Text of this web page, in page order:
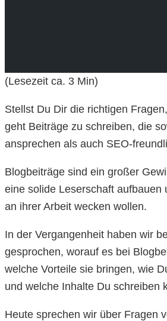
(Lesezeit ca. 3 Min)
Stellst Du Dir die richtigen
geht Beiträge zu schreiben, die
ansprechen als auch SEO-
Blogbeiträge sind ein großer
eine solide Leserschaft aufbauen
an ihrer Arbeit wecken wollen.
In der Vergangenheit haben wir
gesprochen, worauf es bei
welche Vorteile sie bringen, wie
und welche Inhalte Du schreiben
Heute sprechen wir über Fragen